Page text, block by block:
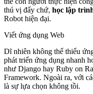
thú vị đấy chứ, học lập
Robot hiện đại.
Viết ứng dụng Web
Dĩ nhiên không thể thiếu
phát triển ứng dụng nhanh
như Django hay Ruby on
Framework. Ngoài ra, với
là sự lựa chọn không tồi.